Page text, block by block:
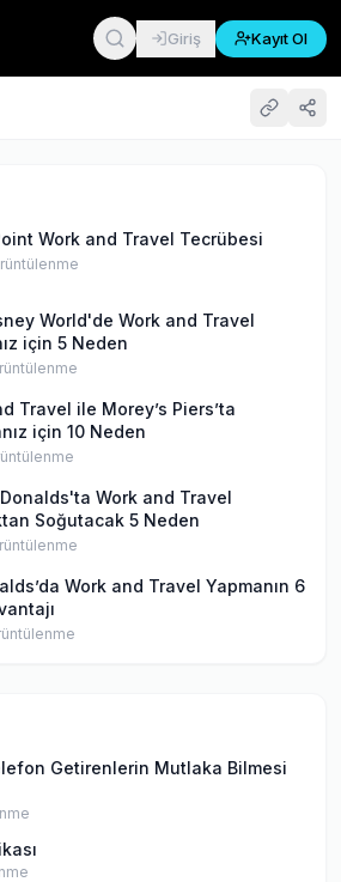
Giriş Kayıt Ol
Work and Travel Tecrübesi
World'de Work and Travel
için 5 Neden
Travel ile Morey’s Piers’ta
için 10 Neden
Work and Travel
Soğutacak 5 Neden
Work and Travel Yapmanın 6
Getirenlerin Mutlaka Bilmesi